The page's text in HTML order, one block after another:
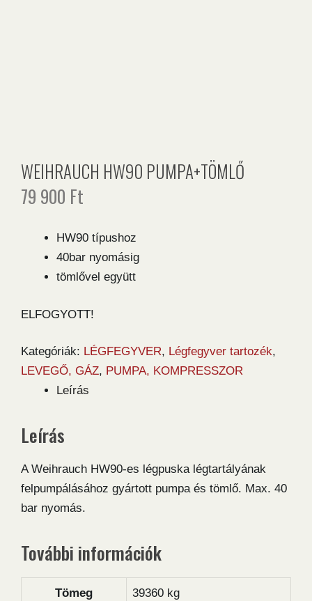
WEIHRAUCH HW90 PUMPA+TÖMLŐ
79 900 Ft
HW90 típushoz
40bar nyomásig
tömlővel együtt
ELFOGYOTT!
Kategóriák: LÉGFEGYVER, Légfegyver tartozék,
LEVEGŐ, GÁZ, PUMPA, KOMPRESSZOR
Leírás
Leírás
A Weihrauch HW90-es légpuska légtartályának
felpumpálásához gyártott pumpa és tömlő. Max. 40
bar nyomás.
További információk
Tömeg 39360 kg